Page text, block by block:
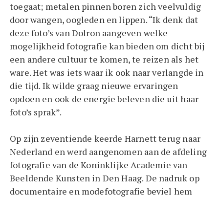
toegaat; metalen pinnen boren zich veelvuldig
door wangen, oogleden en lippen. “Ik denk dat
deze foto’s van Dolron aangeven welke
mogelijkheid fotografie kan bieden om dicht bij
een andere cultuur te komen, te reizen als het
ware. Het was iets waar ik ook naar verlangde in
die tijd. Ik wilde graag nieuwe ervaringen
opdoen en ook de energie beleven die uit haar
foto’s sprak”.
Op zijn zeventiende keerde Harnett terug naar
Nederland en werd aangenomen aan de afdeling
fotografie van de Koninklijke Academie van
Beeldende Kunsten in Den Haag. De nadruk op
documentaire en modefotografie beviel hem